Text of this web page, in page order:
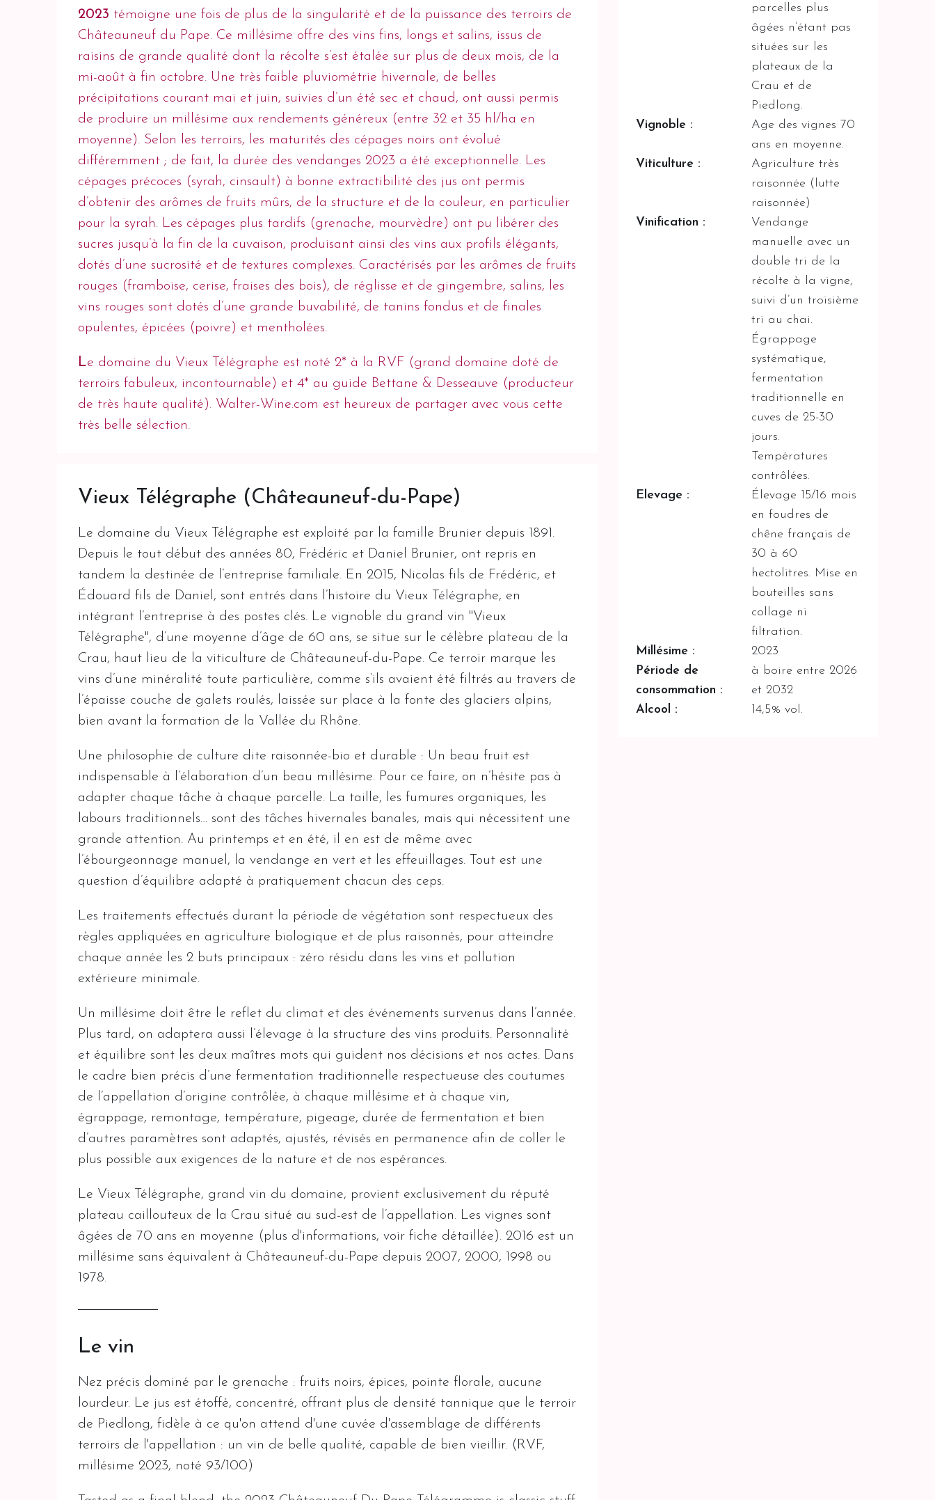
2023 témoigne une fois de plus de la singularité et de la puissance des terroirs de
Châteauneuf du Pape. Ce millésime offre des vins fins, longs et salins, issus de
raisins de grande qualité dont la récolte s’est étalée sur plus de deux mois, de la
mi-août à fin octobre. Une très faible pluviométrie hivernale, de belles
précipitations courant mai et juin, suivies d’un été sec et chaud, ont aussi permis
de produire un millésime aux rendements généreux (entre 32 et 35 hl/ha en
moyenne). Selon les terroirs, les maturités des cépages noirs ont évolué
différemment ; de fait, la durée des vendanges 2023 a été exceptionnelle. Les
cépages précoces (syrah, cinsault) à bonne extractibilité des jus ont permis
d’obtenir des arômes de fruits mûrs, de la structure et de la couleur, en particulier
pour la syrah. Les cépages plus tardifs (grenache, mourvèdre) ont pu libérer des
sucres jusqu’à la fin de la cuvaison, produisant ainsi des vins aux profils élégants,
dotés d’une sucrosité et de textures complexes. Caractérisés par les arômes de fruits
rouges (framboise, cerise, fraises des bois), de réglisse et de gingembre, salins, les
vins rouges sont dotés d’une grande buvabilité, de tanins fondus et de finales
opulentes, épicées (poivre) et mentholées.
Le domaine du Vieux Télégraphe est noté 2* à la RVF (grand domaine doté de
terroirs fabuleux, incontournable) et 4* au guide Bettane & Desseauve (producteur
de très haute qualité). Walter-Wine.com est heureux de partager avec vous cette
très belle sélection.
Vieux Télégraphe (Châteauneuf-du-Pape)
Le domaine du Vieux Télégraphe est exploité par la famille Brunier depuis 1891.
Depuis le tout début des années 80, Frédéric et Daniel Brunier, ont repris en
tandem la destinée de l’entreprise familiale. En 2015, Nicolas fils de Frédéric, et
Édouard fils de Daniel, sont entrés dans l’histoire du Vieux Télégraphe, en
intégrant l’entreprise à des postes clés. Le vignoble du grand vin "Vieux
Télégraphe", d’une moyenne d’âge de 60 ans, se situe sur le célèbre plateau de la
Crau, haut lieu de la viticulture de Châteauneuf-du-Pape. Ce terroir marque les
vins d’une minéralité toute particulière, comme s’ils avaient été filtrés au travers de
l’épaisse couche de galets roulés, laissée sur place à la fonte des glaciers alpins,
bien avant la formation de la Vallée du Rhône.
Une philosophie de culture dite raisonnée-bio et durable : Un beau fruit est
indispensable à l’élaboration d’un beau millésime. Pour ce faire, on n’hésite pas à
adapter chaque tâche à chaque parcelle. La taille, les fumures organiques, les
labours traditionnels… sont des tâches hivernales banales, mais qui nécessitent une
grande attention. Au printemps et en été, il en est de même avec
l’ébourgeonnage manuel, la vendange en vert et les effeuillages. Tout est une
question d’équilibre adapté à pratiquement chacun des ceps.
Les traitements effectués durant la période de végétation sont respectueux des
règles appliquées en agriculture biologique et de plus raisonnés, pour atteindre
chaque année les 2 buts principaux : zéro résidu dans les vins et pollution
extérieure minimale.
Un millésime doit être le reflet du climat et des événements survenus dans l’année.
Plus tard, on adaptera aussi l’élevage à la structure des vins produits. Personnalité
et équilibre sont les deux maîtres mots qui guident nos décisions et nos actes. Dans
le cadre bien précis d’une fermentation traditionnelle respectueuse des coutumes
de l’appellation d’origine contrôlée, à chaque millésime et à chaque vin,
égrappage, remontage, température, pigeage, durée de fermentation et bien
d’autres paramètres sont adaptés, ajustés, révisés en permanence afin de coller le
plus possible aux exigences de la nature et de nos espérances.
Le Vieux Télégraphe, grand vin du domaine, provient exclusivement du réputé
plateau caillouteux de la Crau situé au sud-est de l’appellation. Les vignes sont
âgées de 70 ans en moyenne (plus d'informations, voir fiche détaillée). 2016 est un
millésime sans équivalent à Châteauneuf-du-Pape depuis 2007, 2000, 1998 ou
1978.
Le vin
Nez précis dominé par le grenache : fruits noirs, épices, pointe florale, aucune
lourdeur. Le jus est étoffé, concentré, offrant plus de densité tannique que le terroir
de Piedlong, fidèle à ce qu'on attend d'une cuvée d'assemblage de différents
terroirs de l'appellation : un vin de belle qualité, capable de bien vieillir. (RVF,
millésime 2023, noté 93/100)
parcelles plus
âgées n’étant pas
situées sur les
plateaux de la
Crau et de
Piedlong.
Vignoble :
Age des vignes 70
ans en moyenne.
Viticulture :
Agriculture très
raisonnée (lutte
raisonnée)
Vinification :
Vendange
manuelle avec un
double tri de la
récolte à la vigne,
suivi d’un troisième
tri au chai.
Égrappage
systématique,
fermentation
traditionnelle en
cuves de 25-30
jours.
Températures
contrôlées.
Elevage :
Élevage 15/16 mois
en foudres de
chêne français de
30 à 60
hectolitres. Mise en
bouteilles sans
collage ni
filtration.
Millésime :
2023
Période de
consommation :
à boire entre 2026
et 2032
Alcool :
14,5% vol.